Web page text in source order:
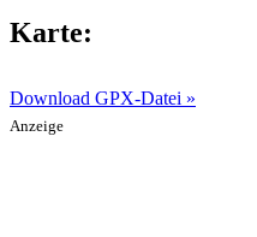
Karte:
Download GPX-Datei »
Anzeige